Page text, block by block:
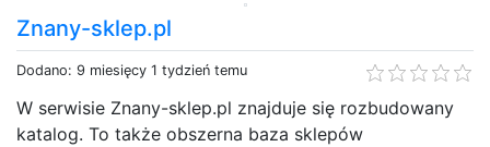
Znany-sklep.pl
Dodano: 9 miesięcy 1 tydzień temu
W serwisie Znany-sklep.pl znajduje się rozbudowany
katalog. To także obszerna baza sklepów